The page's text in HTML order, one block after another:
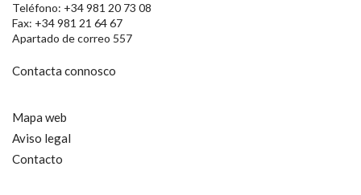
Teléfono: +34 981 20 73 08
Fax: +34 981 21 64 67
Apartado de correo 557
Contacta connosco
Mapa web
Aviso legal
Contacto